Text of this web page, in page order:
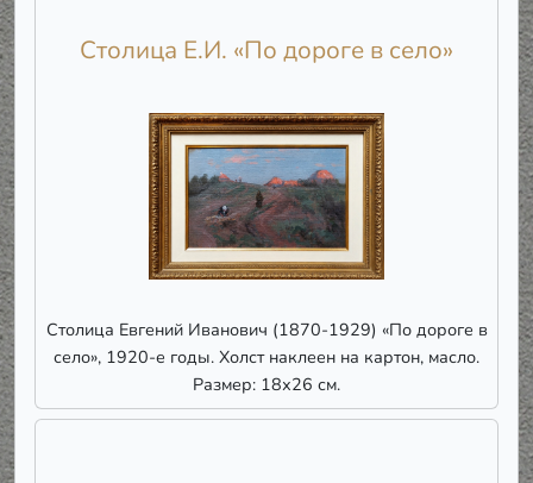
Столица Е.И. «По дороге в село»
Столица Евгений Иванович (1870-1929) «По дороге в
село», 1920-е годы. Холст наклеен на картон, масло.
Размер: 18х26 см.